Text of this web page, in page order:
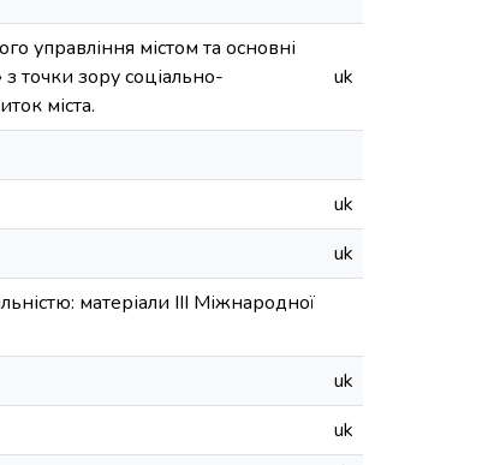
управління містом та основні
з точки зору соціально-
міста.
uk
uk
uk
матеріали ІІI Міжнародної
uk
uk